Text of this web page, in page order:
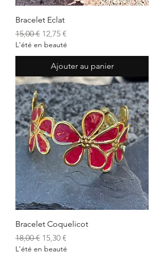
Bracelet Eclat
Prix original
15,00 € Prix promotionnel
12,75 €
L'été en beauté
Ajouter au panier
Bracelet Coquelicot
Prix original
18,00 € Prix promotionnel
15,30 €
L'été en beauté